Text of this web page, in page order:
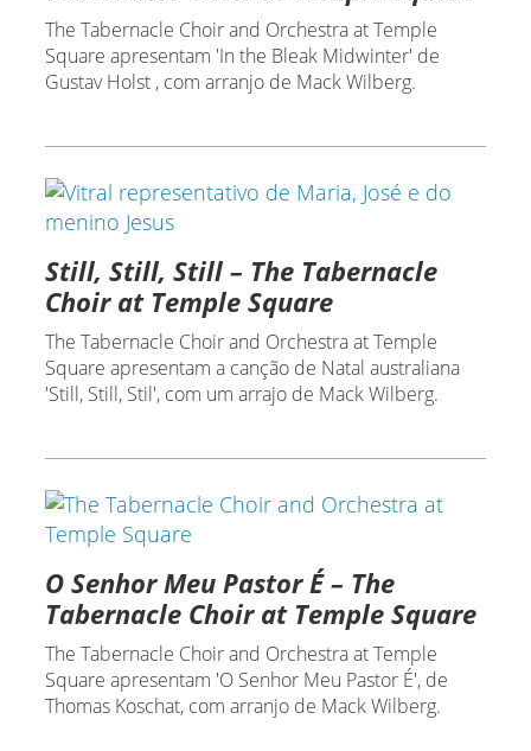
The Tabernacle Choir and Orchestra at Temple
Square apresentam 'In the Bleak Midwinter' de
Gustav Holst , com arranjo de Mack Wilberg.
Still, Still, Still – The Tabernacle
Choir at Temple Square
The Tabernacle Choir and Orchestra at Temple
Square apresentam a canção de Natal australiana
'Still, Still, Stil', com um arrajo de Mack Wilberg.
O Senhor Meu Pastor É – The
Tabernacle Choir at Temple Square
The Tabernacle Choir and Orchestra at Temple
Square apresentam 'O Senhor Meu Pastor É', de
Thomas Koschat, com arranjo de Mack Wilberg.